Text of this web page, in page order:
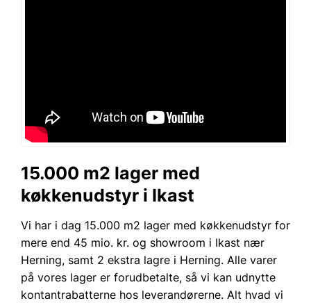
15.000 m2 lager med
køkkenudstyr i Ikast
Vi har i dag 15.000 m2 lager med køkkenudstyr for
mere end 45 mio. kr. og showroom i Ikast nær
Herning, samt 2 ekstra lagre i Herning. Alle varer
på vores lager er forudbetalte, så vi kan udnytte
kontantrabatterne hos leverandørerne. Alt hvad vi